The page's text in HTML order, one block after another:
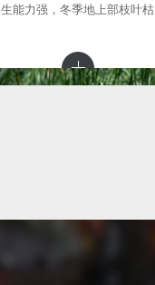
生能力强，冬季地上部枝叶枯
发新芽，初春至秋末依品种不
同依次开花。地被菊植株低